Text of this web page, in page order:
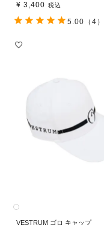
¥ 3,400 税込
5.00 （4）
VESTRUM ゴロ キャップ